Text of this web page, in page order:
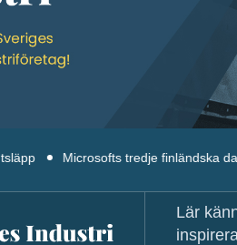
Microsofts tredje finländska datacenter
Lär